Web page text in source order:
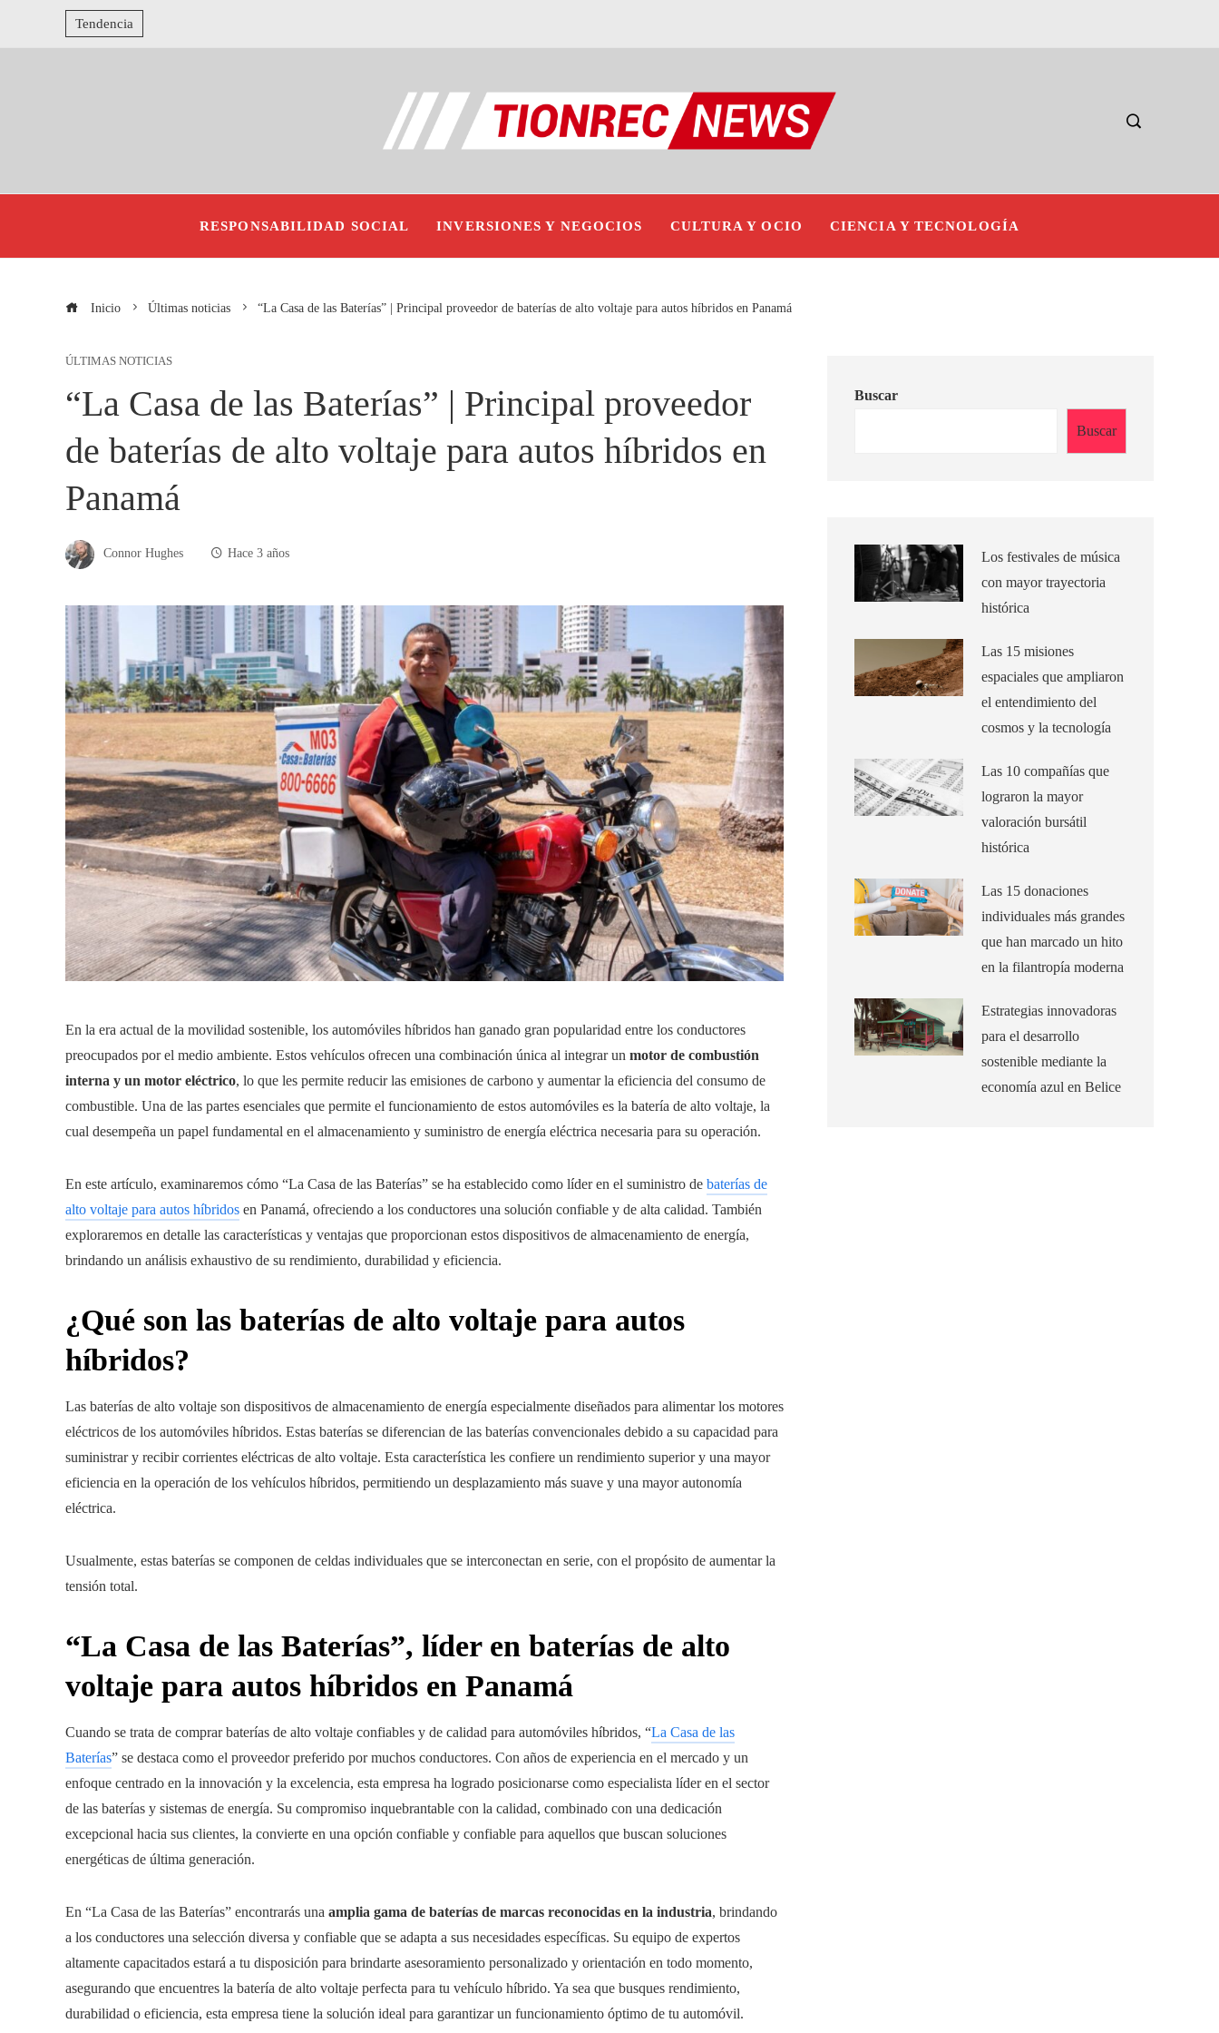
Tendencia
RESPONSABILIDAD SOCIAL INVERSIONES Y NEGOCIOS CULTURA Y OCIO CIENCIA Y TECNOLOGÍA
Inicio Últimas noticias “La Casa de las Baterías” | Principal proveedor de baterías de alto voltaje para autos híbridos en Panamá
ÚLTIMAS NOTICIAS
“La Casa de las Baterías” | Principal proveedor
de baterías de alto voltaje para autos híbridos en
Panamá
Connor Hughes Hace 3 años
En la era actual de la movilidad sostenible, los automóviles híbridos han ganado gran popularidad entre los conductores
preocupados por el medio ambiente. Estos vehículos ofrecen una combinación única al integrar un motor de combustión
interna y un motor eléctrico, lo que les permite reducir las emisiones de carbono y aumentar la eficiencia del consumo de
combustible. Una de las partes esenciales que permite el funcionamiento de estos automóviles es la batería de alto voltaje, la
cual desempeña un papel fundamental en el almacenamiento y suministro de energía eléctrica necesaria para su operación.
En este artículo, examinaremos cómo “La Casa de las Baterías” se ha establecido como líder en el suministro de baterías de
alto voltaje para autos híbridos en Panamá, ofreciendo a los conductores una solución confiable y de alta calidad. También
exploraremos en detalle las características y ventajas que proporcionan estos dispositivos de almacenamiento de energía,
brindando un análisis exhaustivo de su rendimiento, durabilidad y eficiencia.
¿Qué son las baterías de alto voltaje para autos
híbridos?
Las baterías de alto voltaje son dispositivos de almacenamiento de energía especialmente diseñados para alimentar los motores
eléctricos de los automóviles híbridos. Estas baterías se diferencian de las baterías convencionales debido a su capacidad para
suministrar y recibir corrientes eléctricas de alto voltaje. Esta característica les confiere un rendimiento superior y una mayor
eficiencia en la operación de los vehículos híbridos, permitiendo un desplazamiento más suave y una mayor autonomía
eléctrica.
Usualmente, estas baterías se componen de celdas individuales que se interconectan en serie, con el propósito de aumentar la
tensión total.
“La Casa de las Baterías”, líder en baterías de alto
voltaje para autos híbridos en Panamá
Cuando se trata de comprar baterías de alto voltaje confiables y de calidad para automóviles híbridos, “La Casa de las
Baterías” se destaca como el proveedor preferido por muchos conductores. Con años de experiencia en el mercado y un
enfoque centrado en la innovación y la excelencia, esta empresa ha logrado posicionarse como especialista líder en el sector
de las baterías y sistemas de energía. Su compromiso inquebrantable con la calidad, combinado con una dedicación
excepcional hacia sus clientes, la convierte en una opción confiable y confiable para aquellos que buscan soluciones
energéticas de última generación.
En “La Casa de las Baterías” encontrarás una amplia gama de baterías de marcas reconocidas en la industria, brindando
a los conductores una selección diversa y confiable que se adapta a sus necesidades específicas. Su equipo de expertos
altamente capacitados estará a tu disposición para brindarte asesoramiento personalizado y orientación en todo momento,
asegurando que encuentres la batería de alto voltaje perfecta para tu vehículo híbrido. Ya sea que busques rendimiento,
durabilidad o eficiencia, esta empresa tiene la solución ideal para garantizar un funcionamiento óptimo de tu automóvil.
Buscar
Buscar
Los festivales de música
con mayor trayectoria
histórica
Las 15 misiones
espaciales que ampliaron
el entendimiento del
cosmos y la tecnología
Las 10 compañías que
lograron la mayor
valoración bursátil
histórica
Las 15 donaciones
individuales más grandes
que han marcado un hito
en la filantropía moderna
Estrategias innovadoras
para el desarrollo
sostenible mediante la
economía azul en Belice